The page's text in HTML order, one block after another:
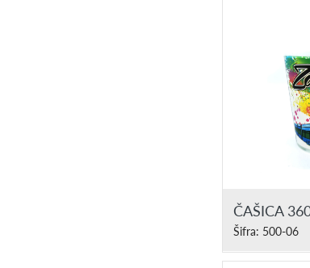
ČAŠICA
Šifra: 500-06